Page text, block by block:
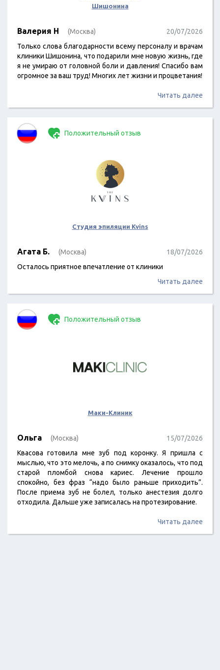
Шишонина
Валерия Н (Москва)
20/07/2026
Только слова благодарности всему персоналу и врачам
клиники Шишонина, что подарили мне новую жизнь, где
я не умираю от головной боли и давления! Спасибо вам
огромное за ваш труд! Многих лет жизни и процветания!
Читать далее
Положительный отзыв
Студия эпиляции Kvins
Агата Б. (Москва)
18/07/2026
Осталось приятное впечатление от клиники
Читать далее
Положительный отзыв
Маки-Клиник
Ольга (Москва)
15/07/2026
Квасова готовила мне зуб под коронку. Я пришла с
мыслью, что это мелочь, а по снимку оказалось, что под
старой пломбой снова кариес. Лечение прошло
спокойно, без фраз “надо было раньше приходить”.
После приема зуб не болел, только анестезия долго
отходила. Дальше уже записалась на протезирование.
Читать далее